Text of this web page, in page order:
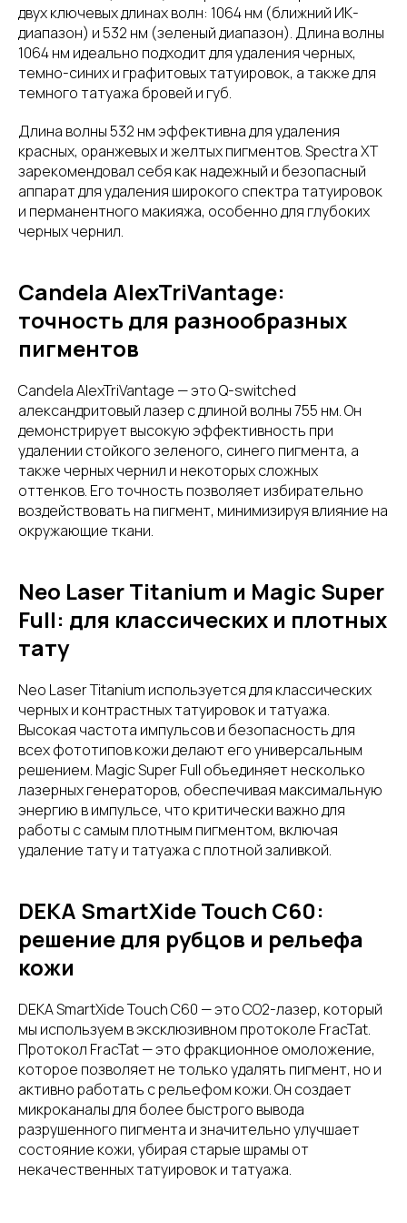
двух ключевых длинах волн: 1064 нм (ближний ИК-
диапазон) и 532 нм (зеленый диапазон). Длина волны
1064 нм идеально подходит для удаления черных,
темно-синих и графитовых татуировок, а также для
темного татуажа бровей и губ.
Длина волны 532 нм эффективна для удаления
красных, оранжевых и желтых пигментов. Spectra XT
зарекомендовал себя как надежный и безопасный
аппарат для удаления широкого спектра татуировок
и перманентного макияжа, особенно для глубоких
черных чернил.
Candela AlexTriVantage:
точность для разнообразных
пигментов
Candela AlexTriVantage — это Q-switched
александритовый лазер с длиной волны 755 нм. Он
демонстрирует высокую эффективность при
удалении стойкого зеленого, синего пигмента, а
также черных чернил и некоторых сложных
оттенков. Его точность позволяет избирательно
воздействовать на пигмент, минимизируя влияние на
окружающие ткани.
Neo Laser Titanium и Magic Super
Full: для классических и плотных
тату
Neo Laser Titanium используется для классических
черных и контрастных татуировок и татуажа.
Высокая частота импульсов и безопасность для
всех фототипов кожи делают его универсальным
решением. Magic Super Full объединяет несколько
лазерных генераторов, обеспечивая максимальную
энергию в импульсе, что критически важно для
работы с самым плотным пигментом, включая
удаление тату и татуажа с плотной заливкой.
DEKA SmartXide Touch C60:
решение для рубцов и рельефа
кожи
DEKA SmartXide Touch C60 — это CO2-лазер, который
мы используем в эксклюзивном протоколе FracTat.
Протокол FracTat — это фракционное омоложение,
которое позволяет не только удалять пигмент, но и
активно работать с рельефом кожи. Он создает
микроканалы для более быстрого вывода
разрушенного пигмента и значительно улучшает
состояние кожи, убирая старые шрамы от
некачественных татуировок и татуажа.